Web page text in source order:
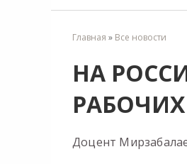
Главная » Все новости
НА
Доцент